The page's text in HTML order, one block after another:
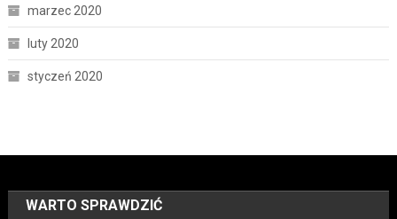
marzec 2020
luty 2020
styczeń 2020
WARTO SPRAWDZIĆ